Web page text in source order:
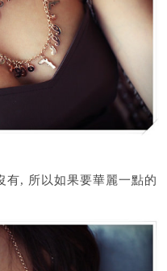
有, 所以如果要華麗一點的